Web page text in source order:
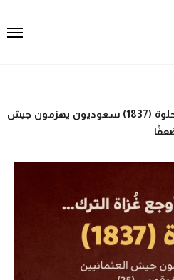
الدرس الذي أوجع غُزاة الترك… الحلوة (1837) سعوديون يهزمون جيش